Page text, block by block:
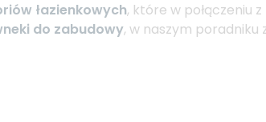
łazienkowych, które w połączeniu
do zabudowy, w naszym poradniku